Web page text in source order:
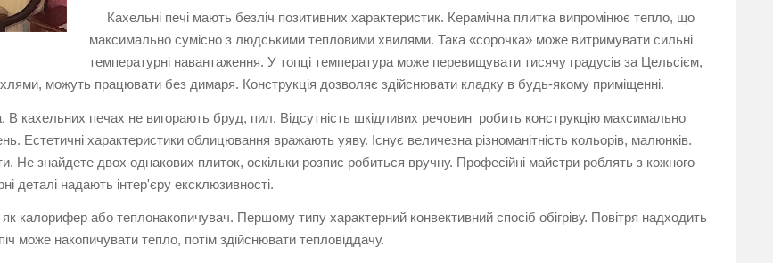
Кахельні печі мають безліч позитивних характеристик. Керамічна плитка випромінює тепло, що
максимально сумісно з людськими тепловими хвилями. Така «сорочка» може витримувати сильні
температурні навантаження. У топці температура може перевищувати тисячу градусів за Цельсієм,
можуть працювати без димаря. Конструкція дозволяє здійснювати кладку в будь-якому приміщенні.
кахельних печах не вигорають бруд, пил. Відсутність шкідливих речовин робить конструкцію максимально
характеристики облицювання вражають уяву. Існує величезна різноманітність кольорів, малюнків.
Не знайдете двох однакових плиток, оскільки розпис робиться вручну. Професійні майстри роблять з кожного
деталі надають інтер'єру ексклюзивності.
калорифер або теплонакопичувач. Першому типу характерний конвективний спосіб обігріву. Повітря надходить
може накопичувати тепло, потім здійснювати тепловіддачу.